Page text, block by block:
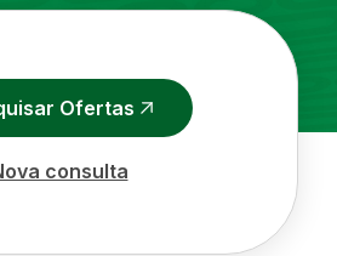
Ofertas
consulta